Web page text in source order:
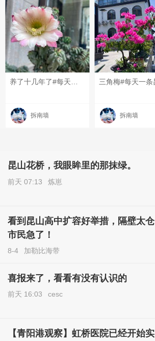
养了十几年了#每天一条昆友圈# #我的碎碎念# #6月的昆山# #昆山有哪些美景？#
拆南墙 拆南墙
昆山花桥，我眼眸里的那抹绿。
前天 07:13 炼崽
看到昆山高中扩容好举措，隔壁太仓
市民急了！
8-4 加勒比海带
喜报来了，看看有没有认识的
前天 16:03 cesc
【青阳港观察】虹桥医院已经开始实